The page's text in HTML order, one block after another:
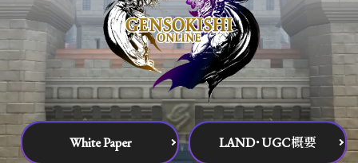
White Paper LAND･UGC概要